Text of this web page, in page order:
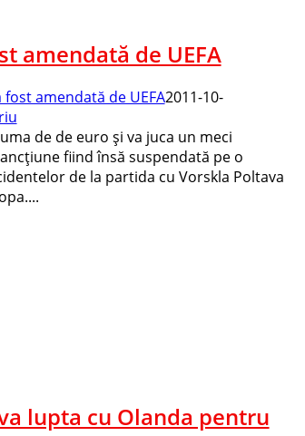
amendată de UEFA
amendată de UEFA2011-10-
de de euro şi va juca un meci
fiind însă suspendată pe o
de la partida cu Vorskla Poltava
lupta cu Olanda pentru